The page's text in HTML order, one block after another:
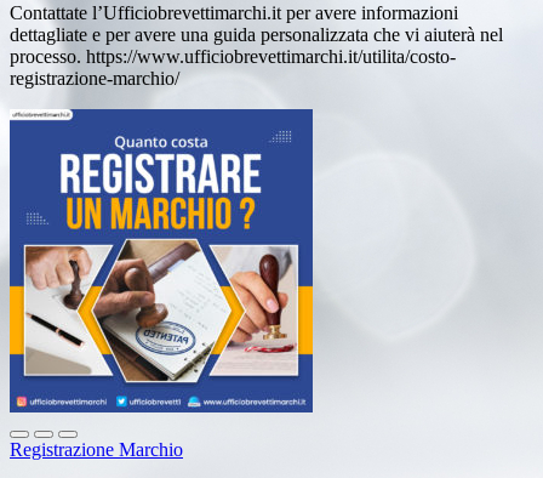
Contattate l’Ufficiobrevettimarchi.it per avere informazioni
dettagliate e per avere una guida personalizzata che vi aiuterà nel
processo. https://www.ufficiobrevettimarchi.it/utilita/costo-
registrazione-marchio/
Registrazione Marchio